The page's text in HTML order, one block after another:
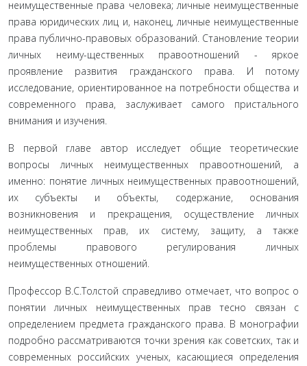
неимущественные права чело­века; личные неимущественные
права юридических лиц и, наконец, личные неимущественные
права публично-правовых образований. Становление тео­рии
личных неиму-щественных правоотношений - яркое
проявление развития гражданского права. И потому
исследование, ориентированное на потреб­ности общества и
современного права, заслуживает самого пристального
внимания и изучения.
В первой главе автор исследует общие теорети­ческие
вопросы личных неимущественных право­отношений, а
именно: понятие личных неимуще­ственных правоотношений,
их субъекты и объекты, содержание, основания
возникновения и прекраще­ния, осуществление личных
неимущественных прав, их систему, защиту, а также
проблемы правового ре­гулирования личных
неимущественных отношений.
Профессор В.С.Толстой справедливо отмечает, что вопрос о
понятии личных неимущественных прав тесно связан с
определением предмета гражданско­го права. В монографии
подробно рассматриваются точки зрения как советских, так и
современных рос­сийских ученых, касающиеся определения